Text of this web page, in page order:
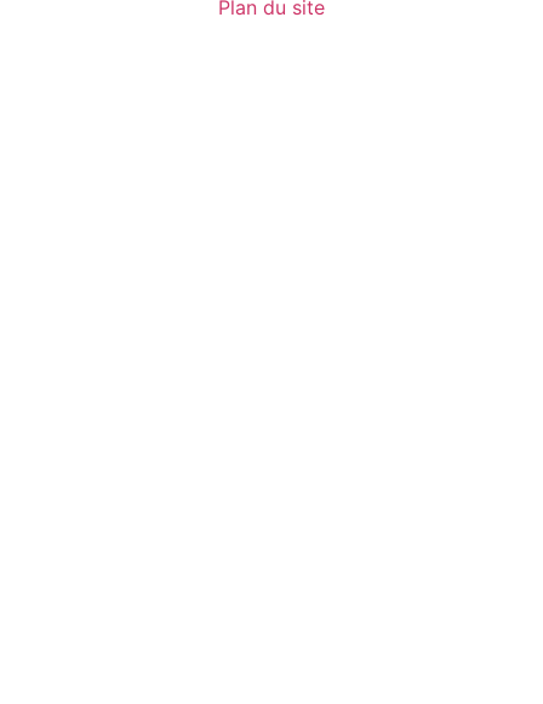
Plan du site